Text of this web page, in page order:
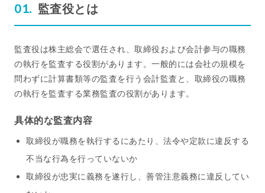
監査役とは
監査役は株主総会で選任され、取締役および会計参与の職務
の執行を監査する役割があります。一般的には会社の規模を
問わずに計算書類等の監査を行う会計監査と、取締役の職務
の執行を監査する業務監査の役割があります。
具体的な監査内容
取締役が職務を執行するにあたり、法令や定款に違反する
不当な行為を行っていないか
取締役が忠実に義務を遂行し、善管注意義務に違反してい